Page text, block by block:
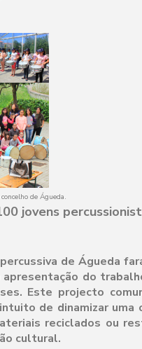
de Águeda.
jovens
de Águeda
do
Este projecto
de dinamizar uma
reciclados ou
cultural.